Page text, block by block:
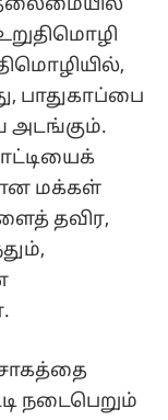
தலைமையில்
பாதுகாப்பை
அடங்கும்.
மக்கள்
தவிர,
நடைபெறும்